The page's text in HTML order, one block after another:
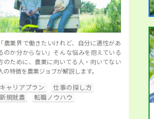
「農業界で働きたいけれど、自分に適性があ
のか分からない」そんな悩みを抱えている
のために、農業に向いてる人・向いてない
の特徴を農業ジョブが解説します。
キャリアプラン
仕事の探し方
新規就農
転職ノウハウ